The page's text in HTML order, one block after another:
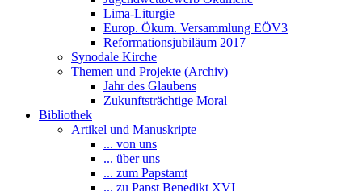
Lima-Liturgie
Europ. Ökum. Versammlung EÖV3
Reformationsjubiläum 2017
Synodale Kirche
Themen und Projekte (Archiv)
Jahr des Glaubens
Zukunftsträchtige Moral
Bibliothek
Artikel und Manuskripte
... von uns
... über uns
... zum Papstamt
... zu Papst Benedikt XVI